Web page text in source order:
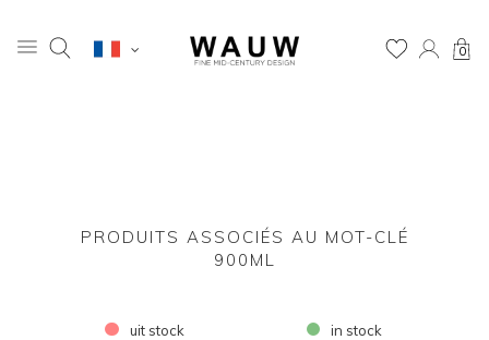
0
PRODUITS ASSOCIÉS AU MOT-CLÉ
900ML
uit stock in stock